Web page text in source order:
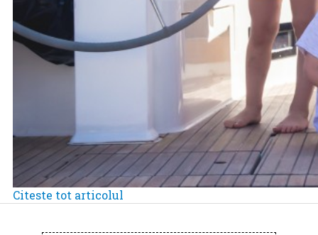
Citeste tot articolul